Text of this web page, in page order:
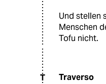
Und stellen
Menschen
Tofu nicht.
T Traverso